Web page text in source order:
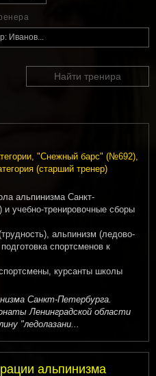
Найти тренира
"Снежный барс" (№692),
(старший тренер)
альпинизма Санкт-
и учебно-тренировочные сборы
альпинизм (ледово-
спортсменов к
курсанты школы
Санкт-Петербурга.
Ленинградской области
"ледолазани...
альпинизма